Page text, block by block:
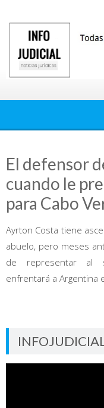
contenido
El defensor
cuando le
para Cabo
Ayrton Costa tiene
abuelo, pero meses
de representar al
enfrentará a Argentina